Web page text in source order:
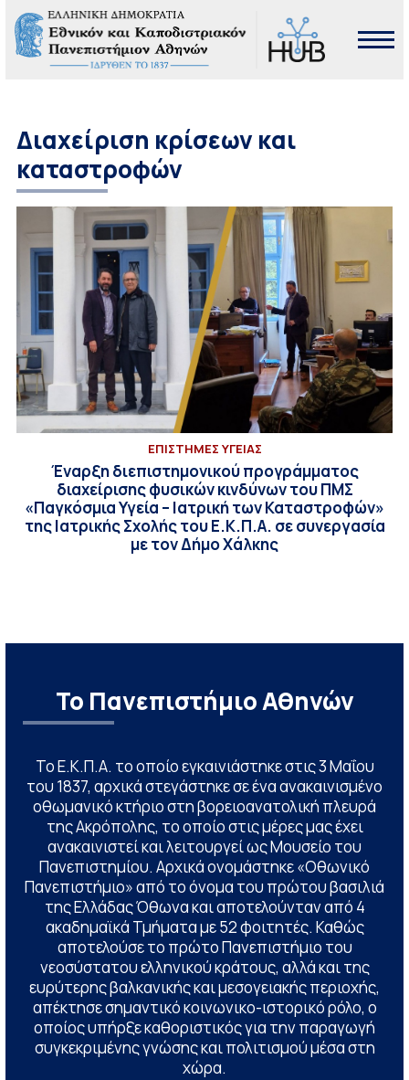
Διαχείριση κρίσεων και
καταστροφών
ΕΠΙΣΤΗΜΕΣ ΥΓΕΙΑΣ
Έναρξη διεπιστημονικού προγράμματος
διαχείρισης φυσικών κινδύνων του ΠΜΣ
«Παγκόσμια Υγεία – Ιατρική των Καταστροφών»
της Ιατρικής Σχολής του Ε.Κ.Π.Α. σε συνεργασία
με τον Δήμο Χάλκης
Το Πανεπιστήμιο Αθηνών
Το Ε.Κ.Π.Α. το οποίο εγκαινιάστηκε στις 3 Μαΐου
του 1837, αρχικά στεγάστηκε σε ένα ανακαινισμένο
οθωμανικό κτήριο στη βορειοανατολική πλευρά
της Ακρόπολης, το οποίο στις μέρες μας έχει
ανακαινιστεί και λειτουργεί ως Μουσείο του
Πανεπιστημίου. Αρχικά ονομάστηκε «Οθωνικό
Πανεπιστήμιο» από το όνομα του πρώτου βασιλιά
της Ελλάδας Όθωνα και αποτελούνταν από 4
ακαδημαϊκά Τμήματα με 52 φοιτητές. Καθώς
αποτελούσε το πρώτο Πανεπιστήμιο του
νεοσύστατου ελληνικού κράτους, αλλά και της
ευρύτερης βαλκανικής και μεσογειακής περιοχής,
απέκτησε σημαντικό κοινωνικο-ιστορικό ρόλο, ο
οποίος υπήρξε καθοριστικός για την παραγωγή
συγκεκριμένης γνώσης και πολιτισμού μέσα στη
χώρα.